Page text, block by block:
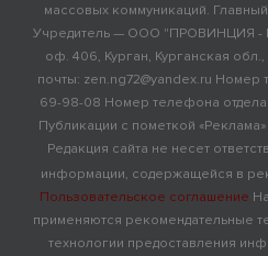
массовых коммуникаций.
Учредитель — ООО "ПРОВИНЦИЯ -
оф. 406, Курган, Курганская
почты: zen.ng72@yandex.ru
69-98-08 Номер телефона
Публикации с пометкой
Редакция сайта не несет
информации, содержащейся в
Пользовательское соглашение
применяются рекомендательные
технологии предоставления